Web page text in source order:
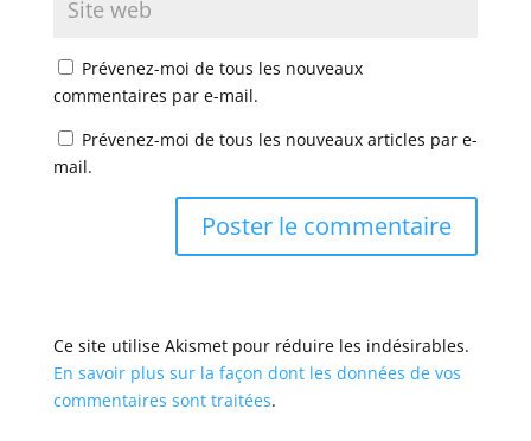
Prévenez-moi de tous les nouveaux
commentaires par e-mail.
Prévenez-moi de tous les nouveaux articles par e-
mail.
Ce site utilise Akismet pour réduire les indésirables.
En savoir plus sur la façon dont les données de vos
commentaires sont traitées.